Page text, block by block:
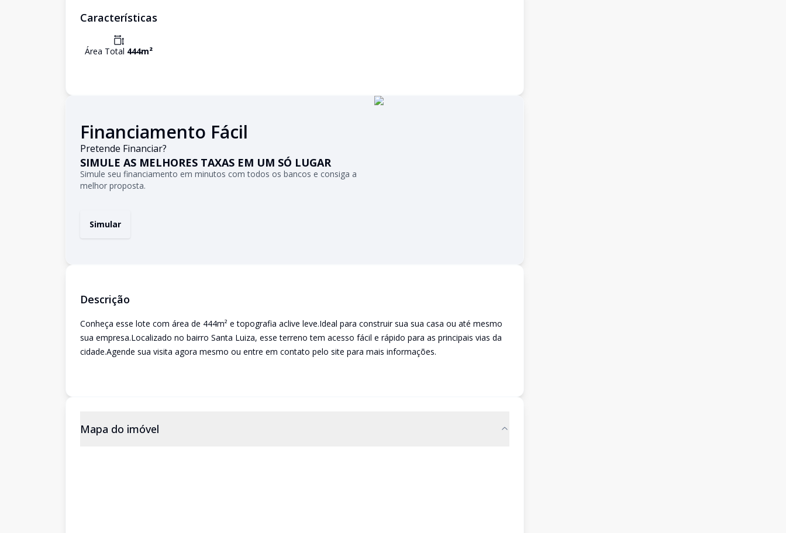
Características
Área Total 444m²
Financiamento Fácil
Pretende Financiar?
SIMULE AS MELHORES TAXAS EM UM SÓ LUGAR
Simule seu financiamento em minutos com todos os bancos e consiga a
melhor proposta.
Simular
Descrição
Conheça esse lote com área de 444m² e topografia aclive leve.Ideal para construir sua sua casa ou até mesmo
sua empresa.Localizado no bairro Santa Luiza, esse terreno tem acesso fácil e rápido para as principais vias da
cidade.Agende sua visita agora mesmo ou entre em contato pelo site para mais informações.
Mapa do imóvel